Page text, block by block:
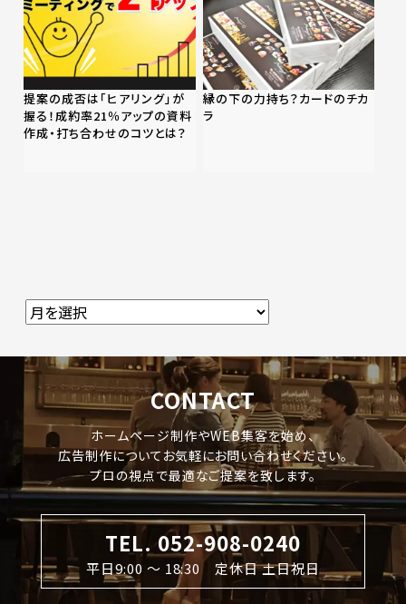
提案の成否は「ヒアリング」が
握る！成約率21％アップの資料
作成・打ち合わせのコツとは？
縁の下の力持ち？カードのチカ
ラ
CONTACT
ホームページ制作やWEB集客を始め、
広告制作についてお気軽にお問い合わせください。
プロの視点で最適なご提案を致します。
TEL. 052-908-0240
平日9:00 〜 18:30 定休日 土日祝日